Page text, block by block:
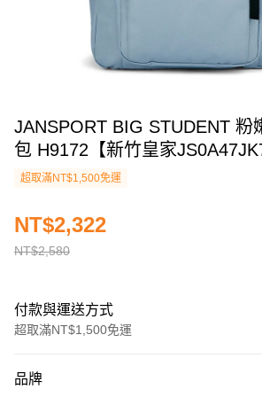
JANSPORT BIG STUDENT 粉
包 H9172【新竹皇家
超取滿NT$1,500免運
NT$2,580
NT$2,322
付款與運送方式
超取滿NT$1,500免運
信用卡一次付款
品牌